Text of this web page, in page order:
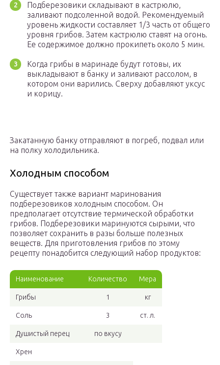
Подберезовики складывают в кастрюлю,
заливают подсоленной водой. Рекомендуемый
уровень жидкости составляет 1/3 часть от общего
уровня грибов. Затем кастрюлю ставят на огонь.
Ее содержимое должно прокипеть около 5 мин.
Когда грибы в маринаде будут готовы, их
выкладывают в банку и заливают рассолом, в
котором они варились. Сверху добавляют уксус
и корицу.
Закатанную банку отправляют в погреб, подвал или
на полку холодильника.
Холодным способом
Существует также вариант маринования
подберезовиков холодным способом. Он
предполагает отсутствие термической обработки
грибов. Подберезовики маринуются сырыми, что
позволяет сохранить в разы больше полезных
веществ. Для приготовления грибов по этому
рецепту понадобится следующий набор продуктов:
Наименование Количество Мера
Грибы 1 кг
Соль 3 ст. л.
Душистый перец по вкусу
Хрен